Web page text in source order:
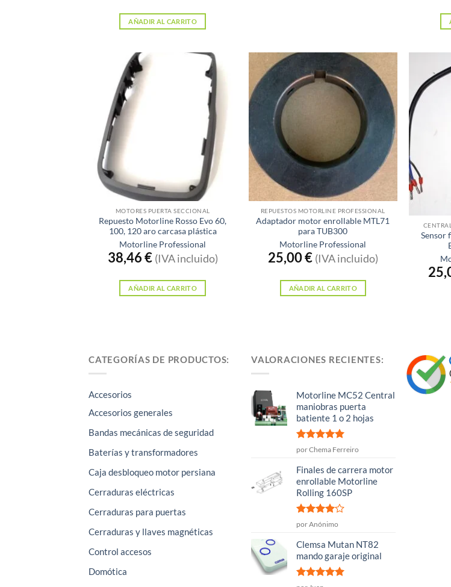
AÑADIR AL CARRITO
variantes.
Las
opciones
la
de
producto
MOTORES PUERTA SECCIONAL
Repuesto Motorline Rosso Evo 60,
100, 120 aro carcasa plástica
Motorline Professional
38,46€ (IVA incluido)
AÑADIR AL CARRITO
REPUESTOS MOTORLINE PROFESSIONAL
Adaptador motor enrollable MTL71
para TUB300
Motorline Professional
25,00€ (IVA incluido)
AÑADIR AL CARRITO
Sensor
CATEGORÍAS DE PRODUCTOS:
Accesorios
Accesorios generales
Bandas mecánicas de seguridad
Baterías y transformadores
Caja desbloqueo motor persiana
Cerraduras eléctricas
Cerraduras para puertas
Cerraduras y llaves magnéticas
Control accesos
Domótica
VALORACIONES RECIENTES:
Motorline MC52 Central
maniobras puerta
batiente 1 o 2 hojas
Valorado
por Chema Ferreiro
Finales de carrera motor
enrollable Motorline
Rolling 160SP
Valorado
5
por Anónimo
Clemsa Mutan NT82
mando garaje original